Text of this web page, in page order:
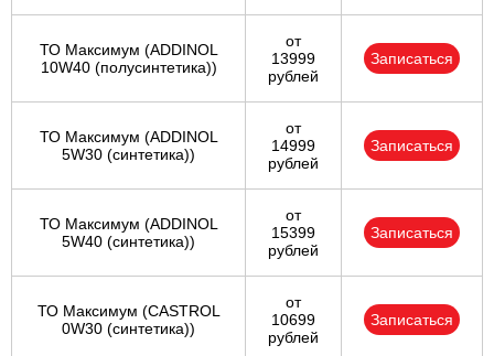
ТО Максимум (ADDINOL
10W40 (полусинтетика))
от
13999
рублей
Записаться
ТО Максимум (ADDINOL
5W30 (синтетика))
от
14999
рублей
Записаться
ТО Максимум (ADDINOL
5W40 (синтетика))
от
15399
рублей
Записаться
ТО Максимум (CASTROL
0W30 (синтетика))
от
10699
рублей
Записаться